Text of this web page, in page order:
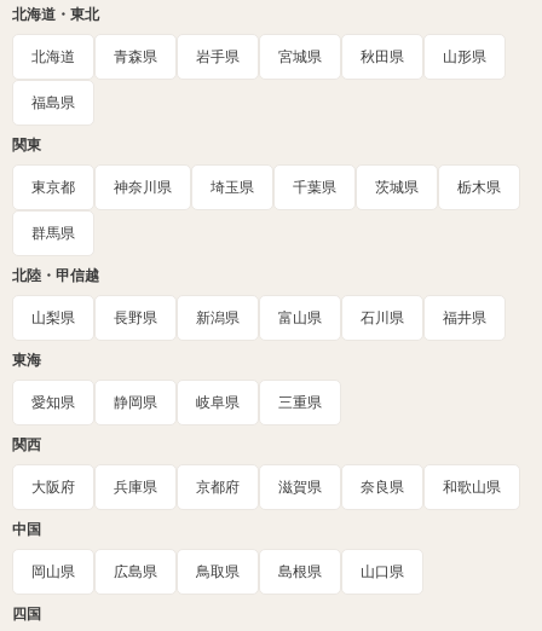
北海道・東北
北海道 青森県 岩手県 宮城県 秋田県 山形県
福島県
関東
東京都 神奈川県 埼玉県 千葉県 茨城県 栃木県
群馬県
北陸・甲信越
山梨県 長野県 新潟県 富山県 石川県 福井県
東海
愛知県 静岡県 岐阜県 三重県
関西
大阪府 兵庫県 京都府 滋賀県 奈良県 和歌山県
中国
岡山県 広島県 鳥取県 島根県 山口県
四国